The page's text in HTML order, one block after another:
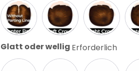
Glatt oder wellig Erforderlich